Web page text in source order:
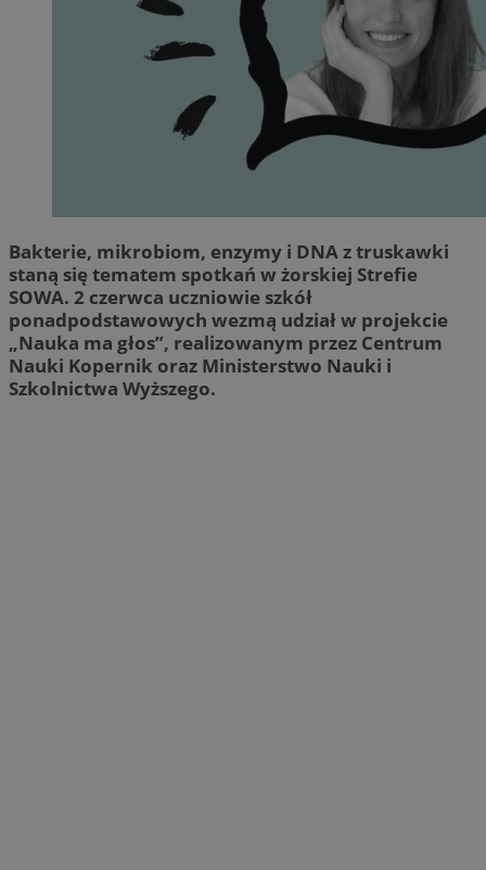
Bakterie, mikrobiom, enzymy i DNA z truskawki
staną się tematem spotkań w żorskiej Strefie
SOWA. 2 czerwca uczniowie szkół
ponadpodstawowych wezmą udział w projekcie
„Nauka ma głos”, realizowanym przez Centrum
Nauki Kopernik oraz Ministerstwo Nauki i
Szkolnictwa Wyższego.